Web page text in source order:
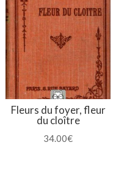
Fleurs du foyer, fleur
du cloître
34.00€